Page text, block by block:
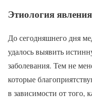
Этиология явления
До сегодняшнего дня
удалось выявить
заболевания. Тем не
которые
в зависимости от того,